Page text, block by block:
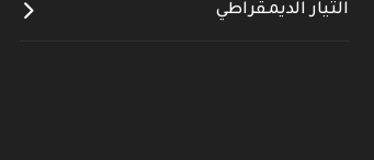
التيار الديمقراطي